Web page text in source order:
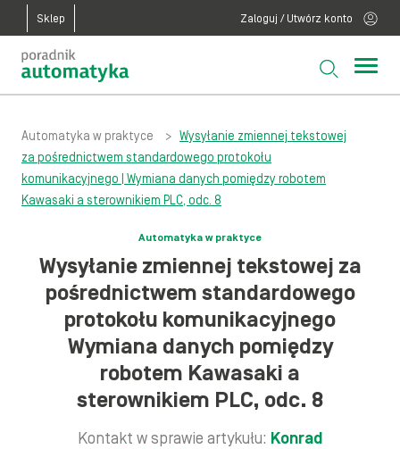
Sklep Zaloguj / Utwórz konto
Automatyka w praktyce > Wysyłanie zmiennej tekstowej
za pośrednictwem standardowego protokołu
komunikacyjnego | Wymiana danych pomiędzy robotem
Kawasaki a sterownikiem PLC, odc. 8
Automatyka w praktyce
Wysyłanie zmiennej tekstowej za
pośrednictwem standardowego
protokołu komunikacyjnego
Wymiana danych pomiędzy
robotem Kawasaki a
sterownikiem PLC, odc. 8
Kontakt w sprawie artykułu: Konrad